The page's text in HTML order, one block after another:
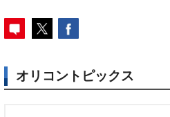
オリコントピックス